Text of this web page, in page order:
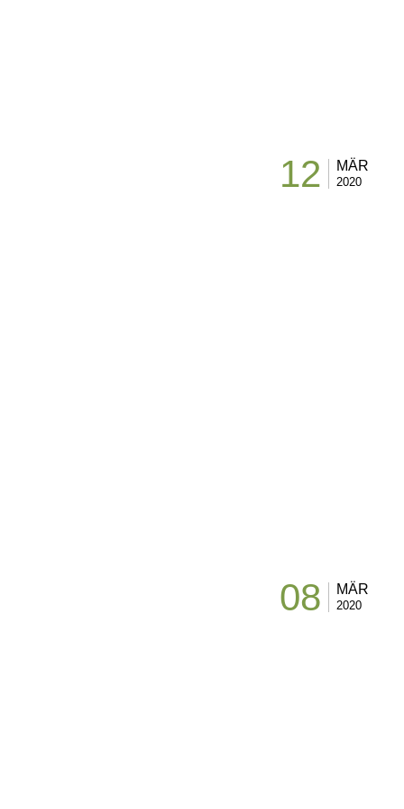
12 MÄR
2020
08 MÄR
2020